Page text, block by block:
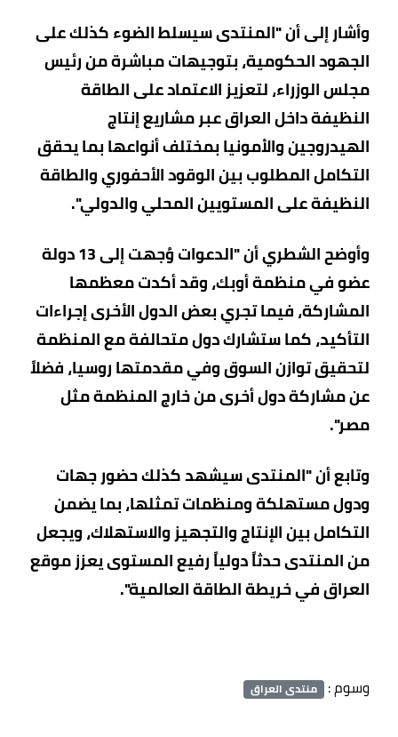
وأشار إلى أن "المنتدى سيسلط الضوء كذلك على
الجهود الحكومية، بتوجيهات مباشرة من رئيس
مجلس الوزراء، لتعزيز الاعتماد على الطاقة
النظيفة داخل العراق عبر مشاريع إنتاج
الهيدروجين والأمونيا بمختلف أنواعها بما يحقق
التكامل المطلوب بين الوقود الأحفوري والطاقة
النظيفة على المستويين المحلي والدولي".
وأوضح الشطري أن "الدعوات وُجهت إلى 13 دولة
عضو في منظمة أوبك، وقد أكدت معظمها
المشاركة، فيما تجري بعض الدول الأخرى إجراءات
التأكيد، كما ستشارك دول متحالفة مع المنظمة
لتحقيق توازن السوق وفي مقدمتها روسيا، فضلاً
عن مشاركة دول أخرى من خارج المنظمة مثل
مصر".
وتابع أن "المنتدى سيشهد كذلك حضور جهات
ودول مستهلكة ومنظمات تمثلها، بما يضمن
التكامل بين الإنتاج والتجهيز والاستهلاك، ويجعل
من المنتدى حدثاً دولياً رفيع المستوى يعزز موقع
العراق في خريطة الطاقة العالمية".
وسوم : منتدى العراق